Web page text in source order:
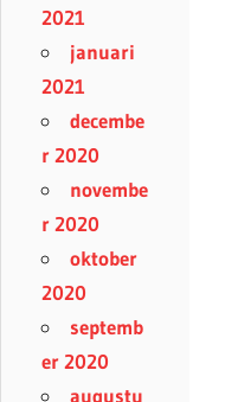
2021
januari
2021
decembe
r 2020
novembe
r 2020
oktober
2020
septemb
er 2020
augustu